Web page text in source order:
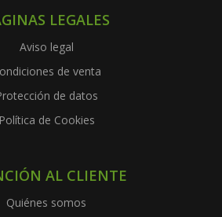
LEGALES
Aviso legal
de venta
de datos
Política de Cookies
AL CLIENTE
Quiénes somos